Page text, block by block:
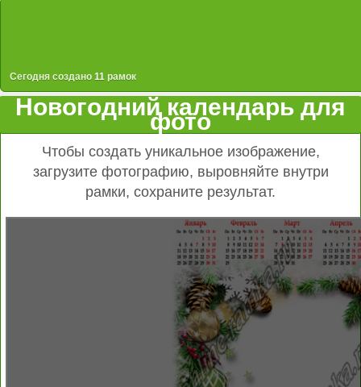
Сегодня создано 11 рамок
Новогодний календарь для
фото
Чтобы создать уникальное изображение,
загрузите фотографию, выровняйте внутри
рамки, сохраните результат.